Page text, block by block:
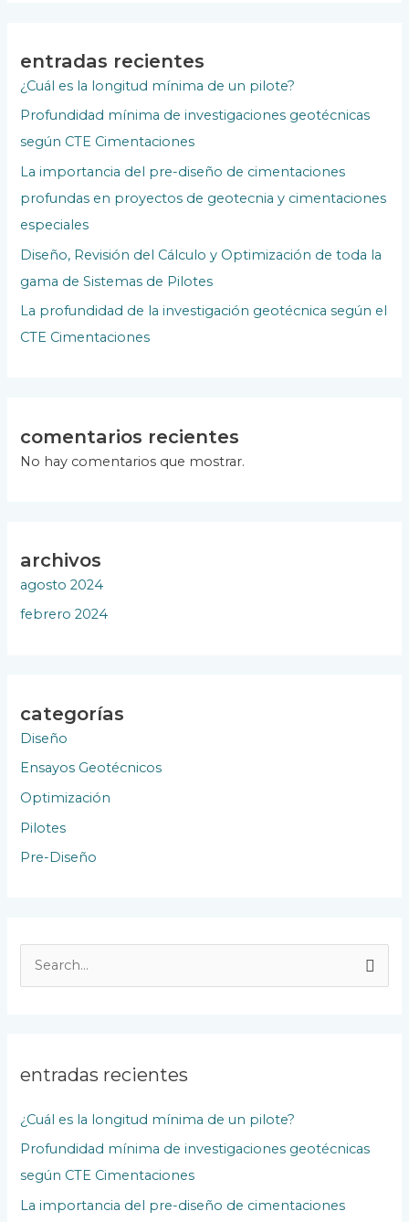
entradas recientes
¿Cuál es la longitud mínima de un pilote?
Profundidad mínima de investigaciones geotécnicas
según CTE Cimentaciones
La importancia del pre-diseño de cimentaciones
profundas en proyectos de geotecnia y cimentaciones
especiales
Diseño, Revisión del Cálculo y Optimización de toda la
gama de Sistemas de Pilotes
La profundidad de la investigación geotécnica según el
CTE Cimentaciones
comentarios recientes
No hay comentarios que mostrar.
archivos
agosto 2024
febrero 2024
categorías
Diseño
Ensayos Geotécnicos
Optimización
Pilotes
Pre-Diseño
a
p
o
r
:
entradas recientes
¿Cuál es la longitud mínima de un pilote?
Profundidad mínima de investigaciones geotécnicas
según CTE Cimentaciones
La importancia del pre-diseño de cimentaciones